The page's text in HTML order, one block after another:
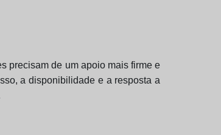
precisam de um apoio mais firme e
a disponibilidade e a resposta a